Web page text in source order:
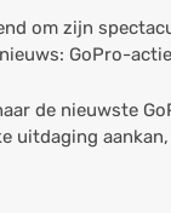
om zijn
GoPro-
de nieuwste
uitdaging